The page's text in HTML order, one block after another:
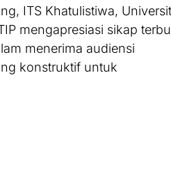
ITS Khatulistiwa,
mengapresiasi sikap
menerima audiensi
konstruktif untuk